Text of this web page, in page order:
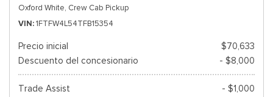
Oxford White, Crew Cab Pickup
VIN 1FTFW4L54TFB15354
Precio inicial
$70,633
Descuento del concesionario
- $8,000
Trade Assist
- $1,000